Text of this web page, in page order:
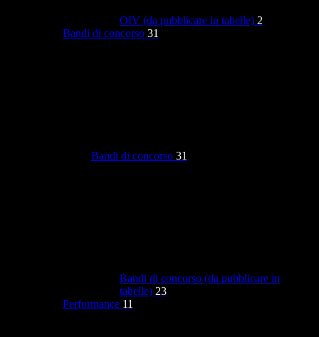
OIV (da pubblicare in tabelle) 2
Bandi di concorso 31
Bandi di concorso 31
Bandi di concorso (da pubblicare in
tabelle) 23
Performance 11